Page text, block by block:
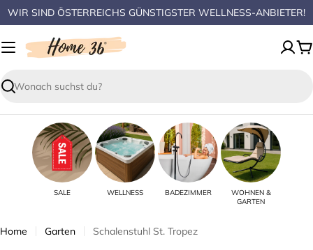
Zum
Inhalt
WIR SIND ÖSTERREICHS GÜNSTIGSTER WELLNESS-ANBIETER!
Suchen
SALE WELLNESS BADEZIMMER
WOHNEN &
GARTEN
Home Garten Schalenstuhl St. Tropez